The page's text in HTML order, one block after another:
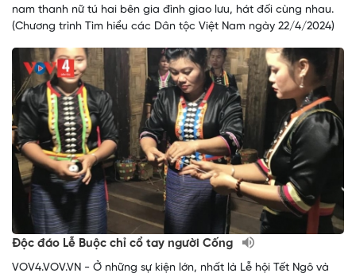
nam thanh nữ tú hai bên gia đình giao lưu, hát đối cùng nhau.
(Chương trình Tìm hiểu các Dân tộc Việt Nam ngày 22/4/2024)
Độc đáo Lễ Buộc chỉ cổ tay người Cống
VOV4.VOV.VN - Ở những sự kiện lớn, nhất là Lễ hội Tết Ngô và